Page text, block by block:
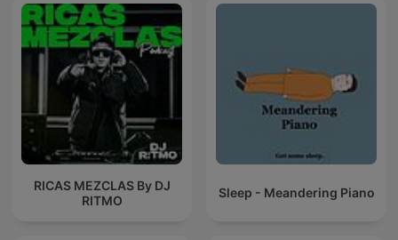
RICAS MEZCLAS By DJ
RITMO
Sleep - Meandering Piano